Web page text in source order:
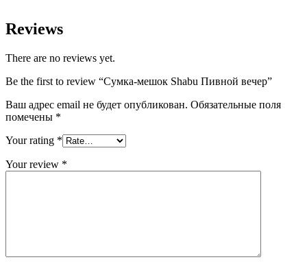
Reviews
There are no reviews yet.
Be the first to review “Сумка-мешок Shabu Пивной вечер”
Ваш адрес email не будет опубликован. Обязательные поля
помечены *
Your rating *
Your review *